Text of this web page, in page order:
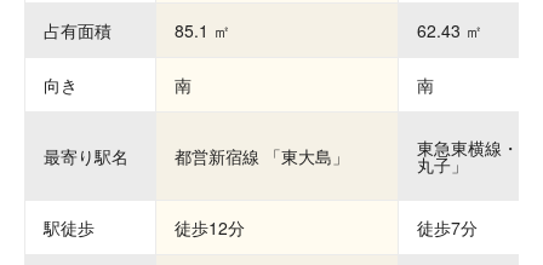
占有面積 85.1 ㎡ 62.43 ㎡
向き 南 南
最寄り駅名 都営新宿線 「東大島」 東急東横線・目
丸子」
駅徒歩 徒歩12分 徒歩7分